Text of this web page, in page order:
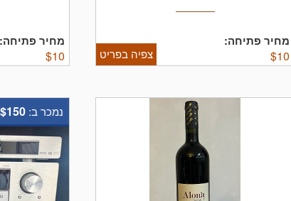
מחיר פתיחה:
$10 צפיה בפריט
מחיר פתיחה:
$10
נמכר ב: $150